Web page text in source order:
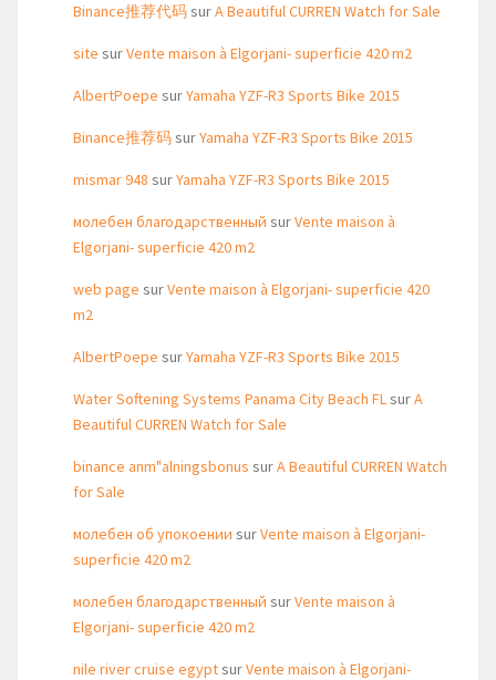
Binance推荐代码surA Beautiful CURREN Watch for Sale
site surVente maison à Elgorjani- superficie 420 m2
AlbertPoepe surYamaha YZF-R3 Sports Bike 2015
Binance推荐码surYamaha YZF-R3 Sports Bike 2015
mismar 948 surYamaha YZF-R3 Sports Bike 2015
молебен благодарственный surVente maison à
Elgorjani- superficie 420 m2
web page surVente maison à Elgorjani- superficie 420
m2
AlbertPoepe surYamaha YZF-R3 Sports Bike 2015
Water Softening Systems Panama City Beach FLsurA
Beautiful CURREN Watch for Sale
binance anm"alningsbonus surA Beautiful CURREN Watch
for Sale
молебен об упокоении surVente maison à Elgorjani-
superficie 420 m2
молебен благодарственный surVente maison à
Elgorjani- superficie 420 m2
nile river cruise egyptsurVente maison à Elgorjani-